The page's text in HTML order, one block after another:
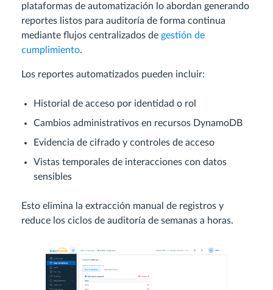
plataformas de automatización lo abordan generando
reportes listos para auditoría de forma continua
mediante flujos centralizados de gestión de
cumplimiento.
Los reportes automatizados pueden incluir:
Historial de acceso por identidad o rol
Cambios administrativos en recursos DynamoDB
Evidencia de cifrado y controles de acceso
Vistas temporales de interacciones con datos
sensibles
Esto elimina la extracción manual de registros y
reduce los ciclos de auditoría de semanas a horas.